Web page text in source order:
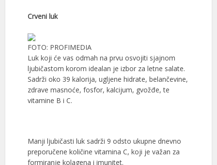
Crveni luk
FOTO: PROFIMEDIA
Luk koji će vas odmah na prvu osvojiti sjajnom
ljubičastom korom idealan je izbor za letne salate.
Sadrži oko 39 kalorija, ugljene hidrate, belančevine,
zdrave masnoće, fosfor, kalcijum, gvožđe, te
vitamine B i C.
Manji ljubičasti luk sadrži 9 odsto ukupne dnevno
preporučene količine vitamina C, koji je važan za
formiranje kolagena i imunitet.